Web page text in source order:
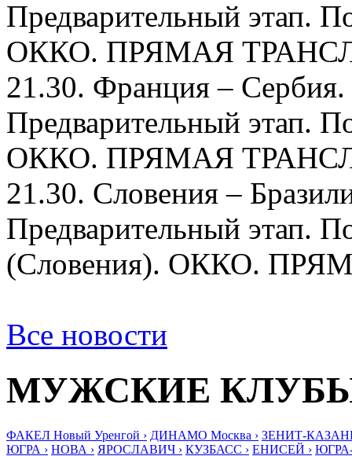
Предварительный этап.
ОККО. ПРЯМАЯ
21.30. Франция –
Предварительный этап.
ОККО. ПРЯМАЯ
21.30. Словения –
Предварительный этап.
(Словения). ОККО.
Все новости
МУЖСКИЕ
ФАКЕЛ Новый Уренгой › ДИНАМО Москва › ЗЕНИТ-
ЮГРА › НОВА › ЯРОСЛАВИЧ › КУЗБАСС › ЕНИСЕЙ ›